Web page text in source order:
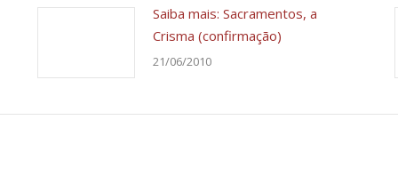
Saiba mais: Sacramentos, a
Crisma (confirmação)
21/06/2010